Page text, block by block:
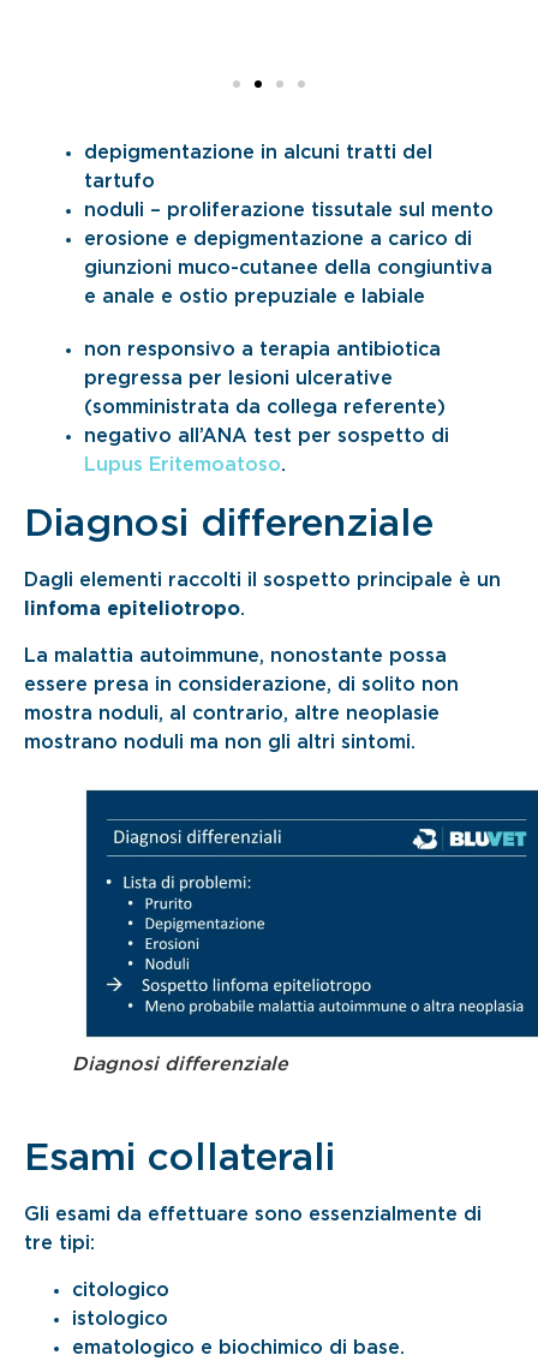
depigmentazione in alcuni tratti del
tartufo
noduli – proliferazione tissutale sul mento
erosione e depigmentazione a carico di
giunzioni muco-cutanee della congiuntiva
e anale e ostio prepuziale e labiale
non responsivo a terapia antibiotica
pregressa per lesioni ulcerative
(somministrata da collega referente)
negativo all’ANA test per sospetto di
Lupus Eritemoatoso.
Diagnosi differenziale
Dagli elementi raccolti il sospetto principale è un
linfoma epiteliotropo.
La malattia autoimmune, nonostante possa
essere presa in considerazione, di solito non
mostra noduli, al contrario, altre neoplasie
mostrano noduli ma non gli altri sintomi.
Diagnosi differenziale
Esami collaterali
Gli esami da effettuare sono essenzialmente di
tre tipi:
citologico
istologico
ematologico e biochimico di base.